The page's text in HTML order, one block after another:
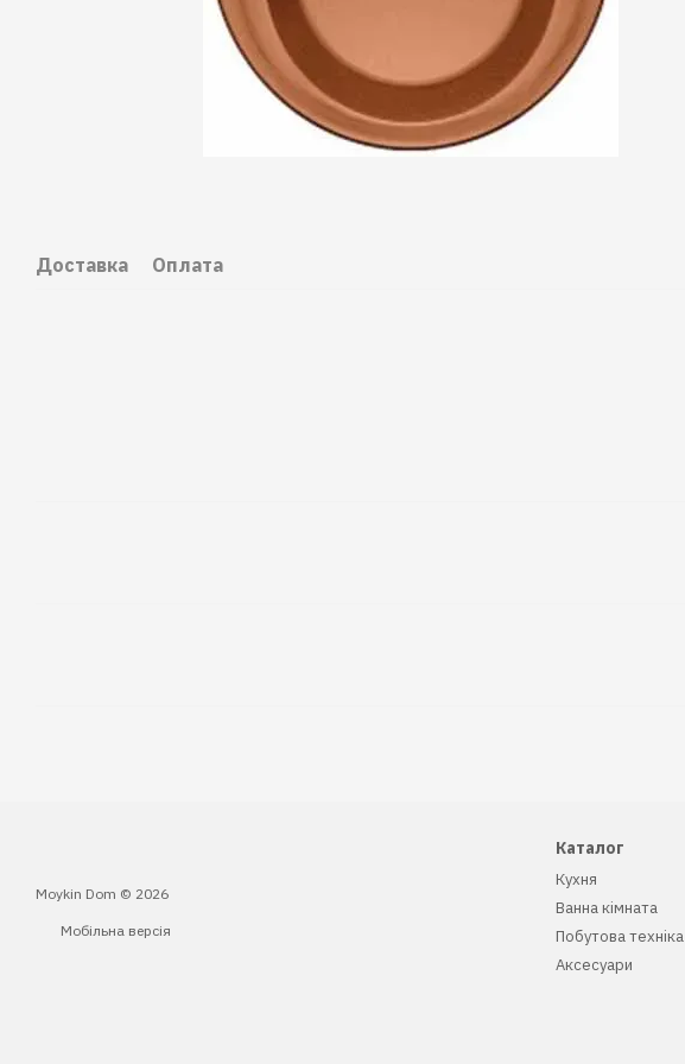
Доставка Оплата
Moykin Dom © 2026
Мобільна версія
Каталог
Кухня
Ванна кімната
Побутова техніка
Аксесуари